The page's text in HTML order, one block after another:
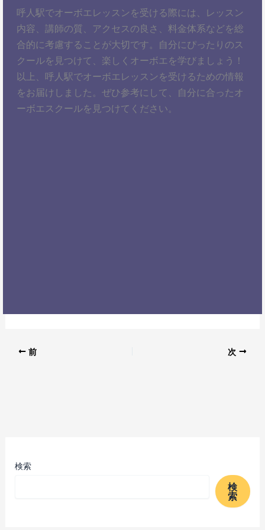
呼人駅でオーボエレッスンを受ける際には、レッスン
内容、講師の質、アクセスの良さ、料金体系などを総
合的に考慮することが大切です。自分にぴったりのス
クールを見つけて、楽しくオーボエを学びましょう！
以上、呼人駅でオーボエレッスンを受けるための情報
をお届けしました。ぜひ参考にして、自分に合ったオ
ーボエスクールを見つけてください。
前 次
検索
検
索